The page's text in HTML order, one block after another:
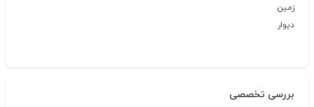
زمین
دیوار
بررسی تخصصی